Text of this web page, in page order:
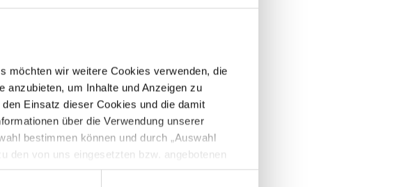
möchten wir weitere Cookies verwenden, die
anzubieten, um Inhalte und Anzeigen zu
Einsatz dieser Cookies und die damit
über die Verwendung unserer
bestimmen können und durch „Auswahl
den von uns eingesetzten bzw. angebotenen